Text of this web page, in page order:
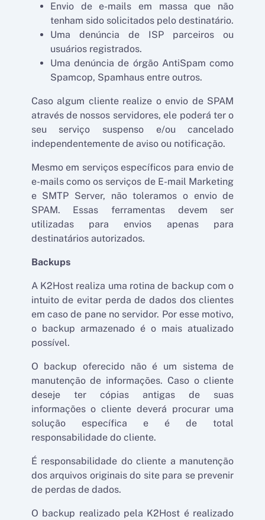
Envio de e-mails em massa que não
tenham sido solicitados pelo destinatário.
Uma denúncia de ISP parceiros ou
usuários registrados.
Uma denúncia de órgão AntiSpam como
Spamcop, Spamhaus entre outros.
Caso algum cliente realize o envio de SPAM
através de nossos servidores, ele poderá ter o
seu serviço suspenso e/ou cancelado
independentemente de aviso ou notificação.
Mesmo em serviços específicos para envio de
e-mails como os serviços de E-mail Marketing
e SMTP Server, não toleramos o envio de
SPAM. Essas ferramentas devem ser
utilizadas para envios apenas para
destinatários autorizados.
Backups
A K2Host realiza uma rotina de backup com o
intuito de evitar perda de dados dos clientes
em caso de pane no servidor. Por esse motivo,
o backup armazenado é o mais atualizado
possível.
O backup oferecido não é um sistema de
manutenção de informações. Caso o cliente
deseje ter cópias antigas de suas
informações o cliente deverá procurar uma
solução específica e é de total
responsabilidade do cliente.
É responsabilidade do cliente a manutenção
dos arquivos originais do site para se prevenir
de perdas de dados.
O backup realizado pela K2Host é realizado